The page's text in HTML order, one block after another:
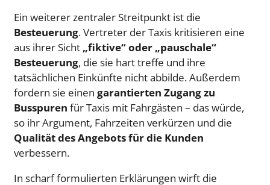
Ein weiterer zentraler Streitpunkt ist die
Besteuerung. Vertreter der Taxis kritisieren eine
aus ihrer Sicht „fiktive“ oder „pauschale“
Besteuerung, die sie hart treffe und ihre
tatsächlichen Einkünfte nicht abbilde. Außerdem
fordern sie einen garantierten Zugang zu
Busspuren für Taxis mit Fahrgästen – das würde,
so ihr Argument, Fahrzeiten verkürzen und die
Qualität des Angebots für die Kunden
verbessern.
In scharf formulierten Erklärungen wirft die